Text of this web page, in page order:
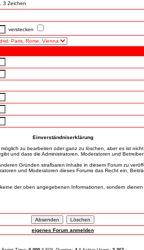
3 Zeichen
verstecken
Einverständniserklärung
zu bearbeiten oder ganz zu löschen, aber es ist
und dass die Administratoren, Moderatoren und
Gründen strafbaren Inhalte in diesem Forum zu
und Moderatoren dieses Forums das Recht ein,
der oben angegebenen Informationen, sondern
eigenes Forum anmelden